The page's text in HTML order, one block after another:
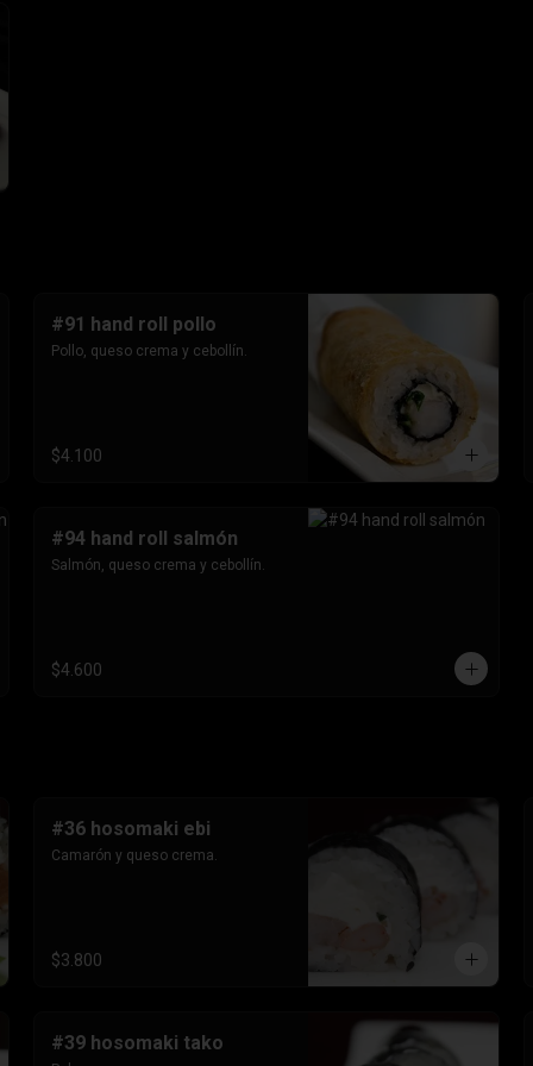
#91 hand roll pollo
Pollo, queso crema y cebollín.
$4.100
#94 hand roll salmón
Salmón, queso crema y cebollín.
$4.600
#36 hosomaki ebi
Camarón y queso crema.
$3.800
#39 hosomaki tako